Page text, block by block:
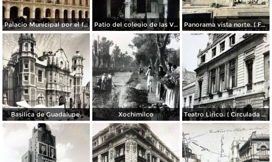
Palacio Municipal por el fotografo Hugo Brehme.. Patio del colegio de las Vizcainas por el fotografo Hugo Brehme. Panorama vista norte. ( Fechada el 20 de Junio de 1905 ).
Basilica de Guadalupe. Xochimilco Teatro Lirico. ( Circulada el 1 de Agosto de 1926 ).